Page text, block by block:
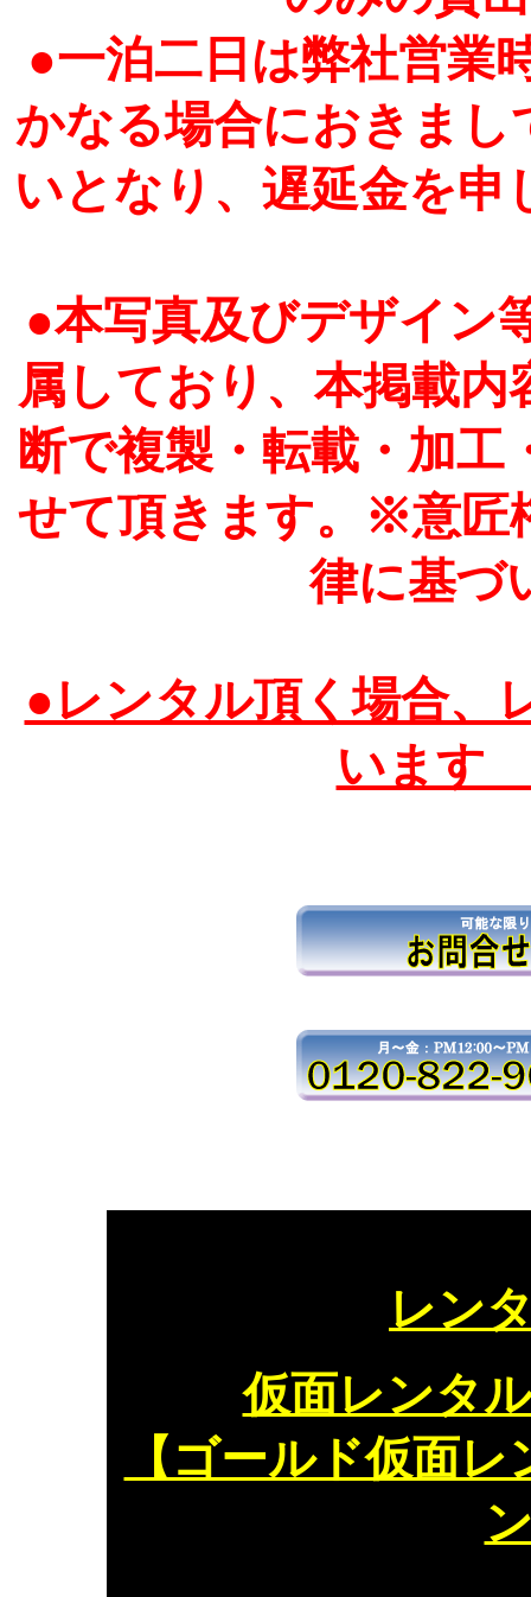
●一泊二日は弊社営業
かなる場合におきまし
いとなり、遅延金を申
●本写真及びデザイン
属しており、本掲載
断で複製・転載・加
せて頂きます。※意匠
律に基づ
●レンタル頂く場合、
いま
レン
仮面レンタ
【ゴールド仮面